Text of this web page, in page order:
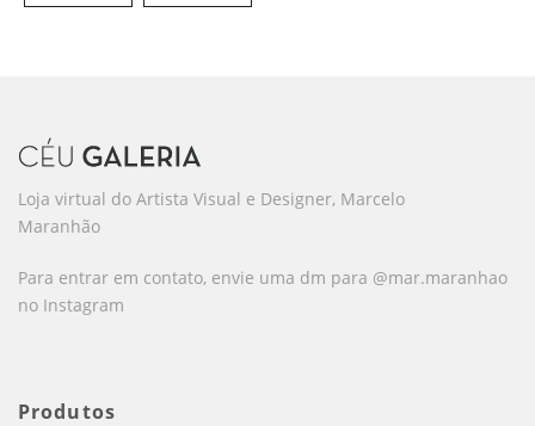
Loja virtual do Artista Visual e Designer, Marcelo
Maranhão
Para entrar em contato, envie uma dm para @mar.maranhao
no Instagram
Produtos